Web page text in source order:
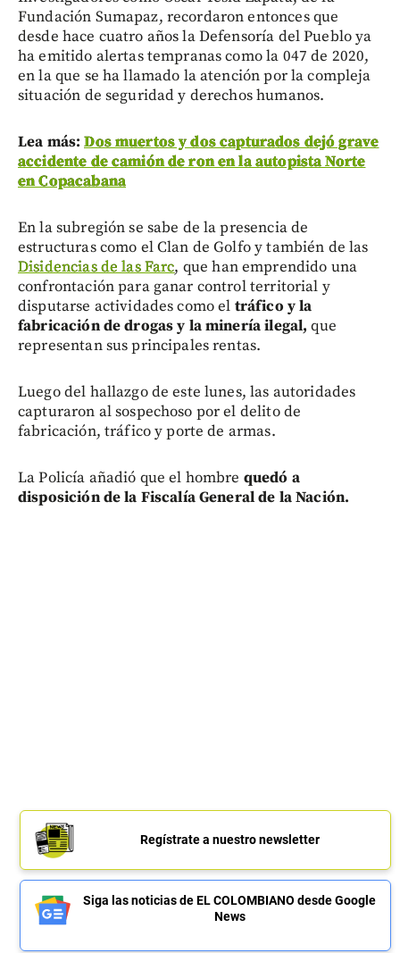
Fundación Sumapaz, recordaron entonces que
desde hace cuatro años la Defensoría del Pueblo ya
ha emitido alertas tempranas como la 047 de 2020,
en la que se ha llamado la atención por la compleja
situación de seguridad y derechos humanos.
Lea más:Dos muertos y dos capturados dejó grave
accidente de camión de ron en la autopista Norte
en Copacabana
En la subregión se sabe de la presencia de
estructuras como el Clan de Golfo y también de las
Disidencias de las Farc, que han emprendido una
confrontación para ganar control territorial y
disputarse actividades como el tráfico y la
fabricación de drogas y la minería ilegal, que
representan sus principales rentas.
Luego del hallazgo de este lunes, las autoridades
capturaron al sospechoso por el delito de
fabricación, tráfico y porte de armas.
La Policía añadió que el hombre quedó a
disposición de la Fiscalía General de la Nación.
Regístrate a nuestro newsletter
Siga las noticias de EL COLOMBIANO desde Google
News